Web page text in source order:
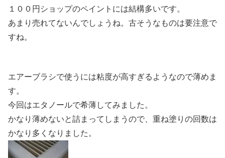
１００円ショップのペイントには結構多いです。
あまり売れてないんでしょうね。古そうなものは要注意で
すね。
エアーブラシで使うには粘度が高すぎるようなので薄めま
す。
今回はエタノールで希薄してみました。
かなり薄めないと詰まってしまうので、重ね塗りの回数は
かなり多くなりました。